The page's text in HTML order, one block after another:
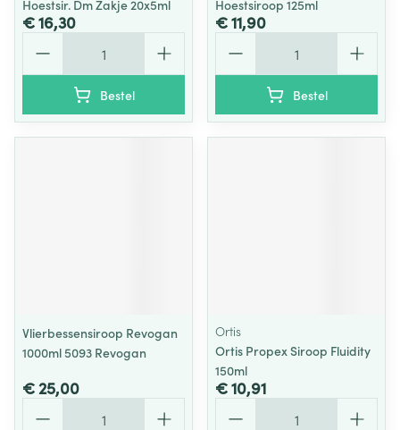
Hoestsir. Dm Zakje 20x5ml
€ 16,30
Bestel
Hoestsiroop 125ml
€ 11,90
Bestel
Vlierbessensiroop Revogan
1000ml 5093 Revogan
€ 25,00
Ortis
Ortis Propex Siroop Fluidity
150ml
€ 10,91